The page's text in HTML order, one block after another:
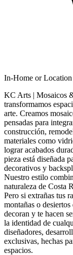
In-Home or Location
KC Arts | Mosaicos
transformamos
arte. Creamos
pensadas para
construcción,
materiales como
lograr acabados
pieza está diseñada
decorativos y
Nuestro estilo
naturaleza de Costa
Pero si extrañas tus
montañas o
decoran y te hacen
la identidad de
diseñadores,
exclusivas, hechas
espacios.